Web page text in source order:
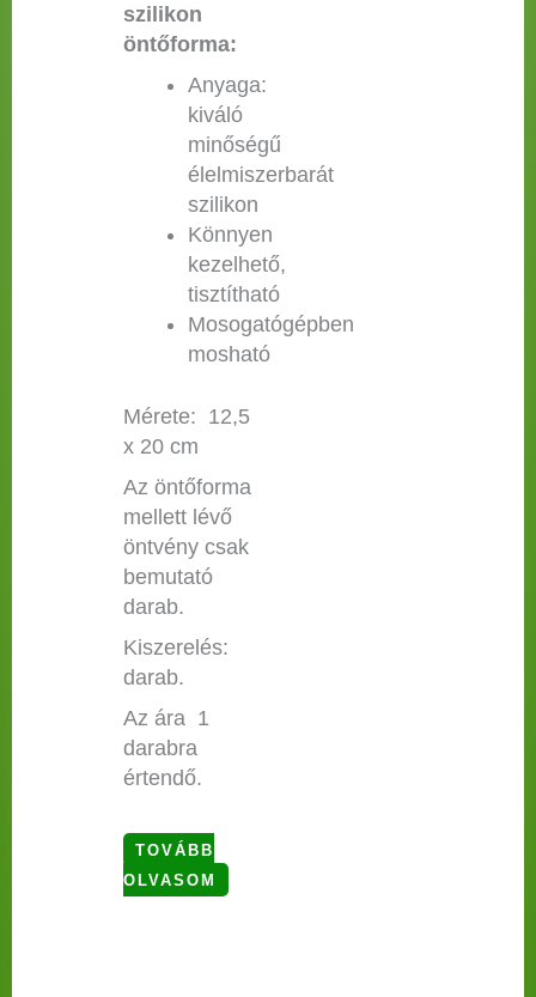
szilikon
öntőforma:
Anyaga:
kiváló
minőségű
élelmiszerbarát
szilikon
Könnyen
kezelhető,
tisztítható
Mosogatógépben
mosható
Mérete: 12,5
x 20 cm
Az öntőforma
mellett lévő
öntvény csak
bemutató
darab.
Kiszerelés:
darab.
Az ára 1
darabra
értendő.
TOVÁBB
OLVASOM